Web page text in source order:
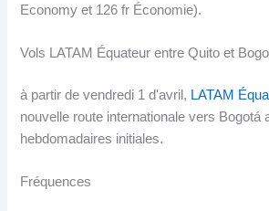
Economy et 126 fr Économie).
Vols LATAM Équateur entre Quito et
à partir de vendredi 1 d'avril, LATAM
nouvelle route internationale vers Bogotá
hebdomadaires initiales.
Fréquences